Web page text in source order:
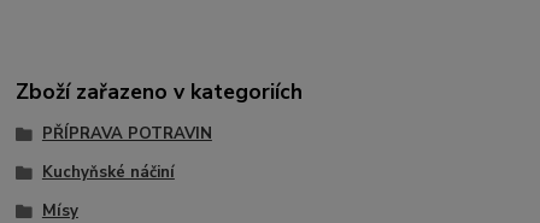
Zboží zařazeno v kategoriích
PŘÍPRAVA POTRAVIN
Kuchyňské náčiní
Mísy